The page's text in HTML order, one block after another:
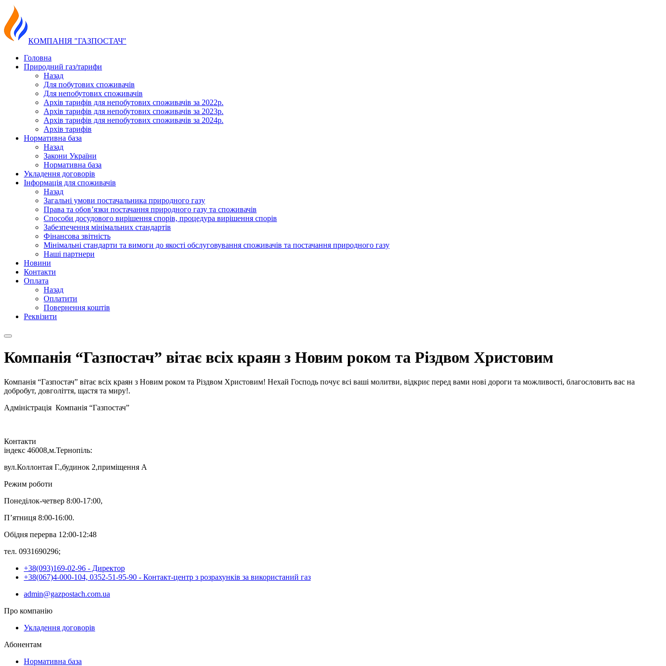
КОМПАНІЯ "ГАЗПОСТАЧ"
Головна
Природний газ/тарифи
Назад
Для побутових споживачів
Для непобутових споживачів
Архів тарифів для непобутових споживачів за 2022р.
Архів тарифів для непобутових споживачів за 2023р.
Архів тарифів для непобутових споживачів за 2024р.
Архів тарифів
Нормативна база
Назад
Закони України
Нормативна база
Укладення договорів
Інформація для споживачів
Назад
Загальні умови постачальника природного газу
Права та обов’язки постачання природного газу та споживачів
Способи досудового вирішення спорів, процедура вирішення спорів
Забезпечення мінімальних стандартів
Фінансова звітність
Мінімальні стандарти та вимоги до якості обслуговування споживачів та постачання природного газу
Наші партнери
Новини
Контакти
Оплата
Назад
Оплатити
Повернення коштів
Реквізити
Компанія “Газпостач” вітає всіх краян з Новим роком та Різдвом Христовим
Компанія “Газпостач” вітає всіх краян з Новим роком та Різдвом Христовим! Нехай Господь почує всі ваші молитви, відкриє перед вами нові дороги та можливості, благословить вас на
добробут, довголіття, щастя та миру!.
Адміністрація Компанія “Газпостач”
Контакти
індекс 46008,м.Тернопіль:
вул.Коллонтая Г.,будинок 2,приміщення А
Режим роботи
Понеділок-четвер 8:00-17:00,
П’ятниця 8:00-16:00.
Обідня перерва 12:00-12:48
тел. 0931690296;
+38(093)169-02-96 - Директор
+38(067)4-000-104, 0352-51-95-90 - Контакт-центр з розрахунків за використаний газ
admin@gazpostach.com.ua
Про компанію
Укладення договорів
Абонентам
Нормативна база